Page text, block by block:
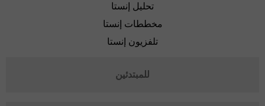
تحليل إنستا
مخططات إنستا
تلفزيون إنستا
للمبتدئين